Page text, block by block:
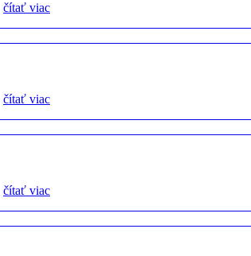
čítať viac
čítať viac
čítať viac